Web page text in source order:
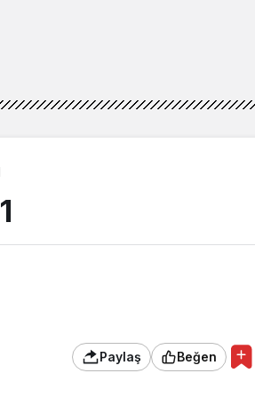
Paylaş Beğen